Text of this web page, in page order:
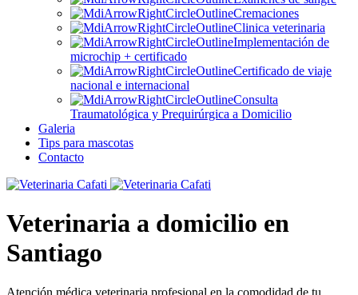
Cremaciones
Clinica veterinaria
Implementación de
microchip + certificado
Certificado de viaje
nacional e internacional
Consulta
Traumatológica y Prequirúrgica a Domicilio
Galeria
Tips para mascotas
Contacto
Veterinaria a domicilio en
Santiago
Atención médica veterinaria profesional en la comodidad de tu